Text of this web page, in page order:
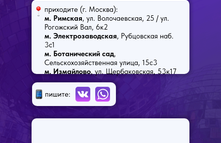
приходите (г. Москва):
м. Римская, ул. Волочаевская, 25 / ул.
Рогожский Вал, 6к2
м. Электрозаводская, Рубцовская наб.
3с1
м. Ботанический сад,
Сельскохозяйственная улица, 15с3
м. Измайлово, ул. Щербаковская, 53к17
пишите: